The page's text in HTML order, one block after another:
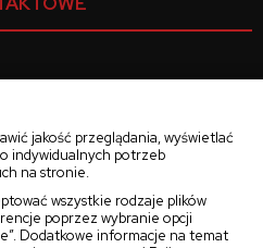
jakość przeglądania, wyświetlać
indywidualnych potrzeb
na stronie.
wszystkie rodzaje plików
poprzez wybranie opcji
Dodatkowe informacje na temat